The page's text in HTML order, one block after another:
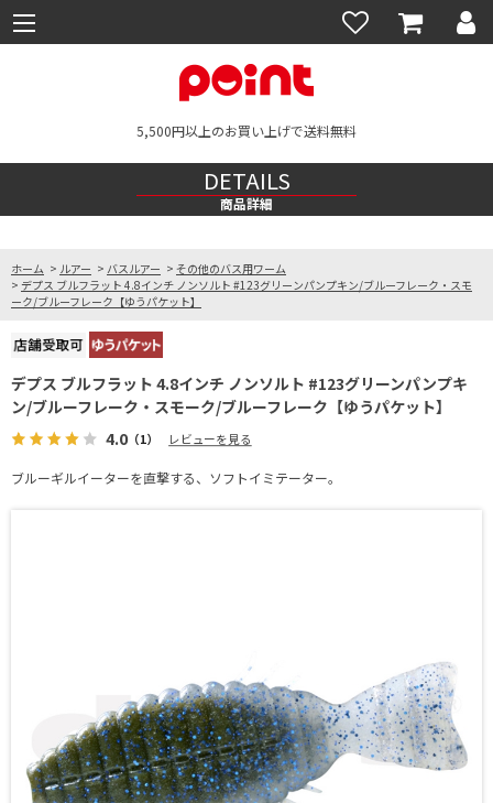
5,500円以上のお買い上げで送料無料
DETAILS
商品詳細
ホーム > ルアー > バスルアー > その他のバス用ワーム
> デプス ブルフラット 4.8インチ ノンソルト #123グリーンパンプキン/ブルーフレーク・スモ
ーク/ブルーフレーク【ゆうパケット】
デプス ブルフラット 4.8インチ ノンソルト #123グリーンパンプキ
ン/ブルーフレーク・スモーク/ブルーフレーク【ゆうパケット】
4.0（1） レビューを見る
ブルーギルイーターを直撃する、ソフトイミテーター。